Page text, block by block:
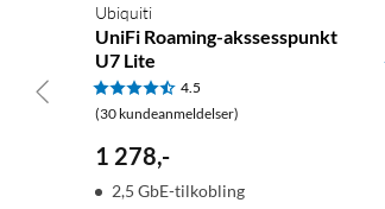
Ubiquiti
UniFi Roaming-akssesspunkt
U7 Lite
4.5
(30 kundeanmeldelser)
1 278,-
2,5 GbE-tilkobling